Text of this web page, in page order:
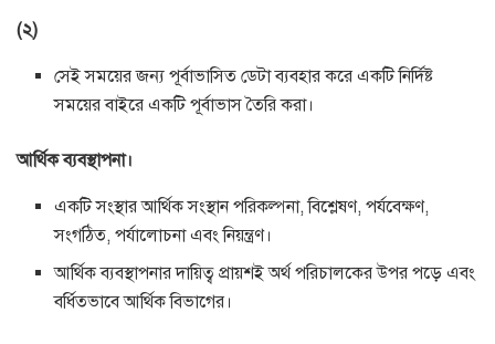
(২)
সেই সময়ের জন্য পূর্বাভাসিত ডেটা ব্যবহার করে একটি নির্দিষ্ট
সময়ের বাইরে একটি পূর্বাভাস তৈরি করা।
আর্থিক ব্যবস্থাপনা।
একটি সংস্থার আর্থিক সংস্থান পরিকল্পনা, বিশ্লেষণ, পর্যবেক্ষণ,
সংগঠিত, পর্যালোচনা এবং নিয়ন্ত্রণ।
আর্থিক ব্যবস্থাপনার দায়িত্ব প্রায়শই অর্থ পরিচালকের উপর পড়ে এবং
বর্ধিতভাবে আর্থিক বিভাগের।